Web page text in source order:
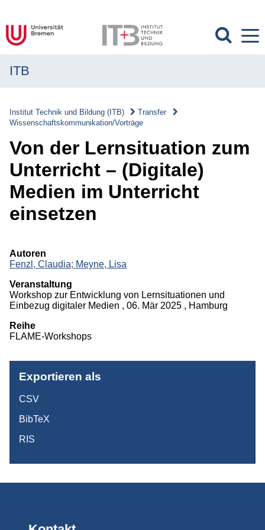
Forschung
Transfer
Überblick
Wissenschaftskommunikation/Vorträge
Publikationen
Studium
ITB
Institut Technik und Bildung (ITB)
Transfer
Wissenschaftskommunikation/Vorträge
Von der Lernsituation zum
Unterricht – (Digitale)
Medien im Unterricht
einsetzen
Autoren
Fenzl, Claudia; Meyne, Lisa
Veranstaltung
Workshop zur Entwicklung von Lernsituationen und
Einbezug digitaler Medien , 06. Mär 2025 , Hamburg
Reihe
FLAME-Workshops
Exportieren als
CSV
BibTeX
RIS